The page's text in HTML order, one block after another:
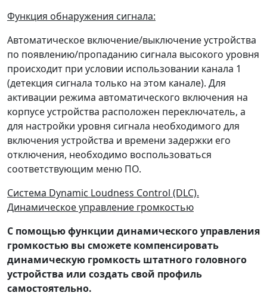
Функция обнаружения сигнала:
Автоматическое включение/выключение устройства
по появлению/пропаданию сигнала высокого уровня
происходит при условии использовании канала 1
(детекция сигнала только на этом канале). Для
активации режима автоматического включения на
корпусе устройства расположен переключатель, а
для настройки уровня сигнала необходимого для
включения устройства и времени задержки его
отключения, необходимо воспользоваться
соответствующим меню ПО.
Система Dynamic Loudness Control (DLC).
Динамическое управление громкостью
С помощью функции динамического управления
громкостью вы сможете компенсировать
динамическую громкость штатного головного
устройства или создать свой профиль
самостоятельно.